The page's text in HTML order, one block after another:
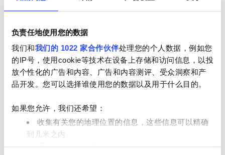
负责任地使用您的数据
我们和我们的 1022 家合作伙伴处理您的个人数据，例如您
的IP号，使用cookie等技术在设备上存储和访问信息，以投
放个性化的广告和内容、广告和内容测评、受众洞察和产
品开发。您可以选择谁使用您的数据以及用于什么目的。
如果您允许，我们还希望：
收集有关您的地理位置的信息，这些信息可以精确
到几米之内
通过主动扫描特定特征（指纹）来识别您的设备
免费停车
价格
0 - 100 欧元
100 - 200 欧元
200 - 300 欧元
300+ 欧元
Diaverum Makkah - Al Awali
9.44 距离市中心公里数
优秀
9.8
免费WiFi 电视屏幕 免费停车